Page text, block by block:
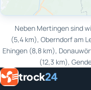
Neben Mertingen sind
(5,4 km), Oberndorf am
Ehingen (8,8 km),
(12,3 km),
trock24